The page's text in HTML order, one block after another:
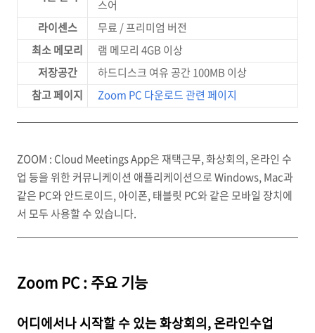
스어
라이센스
무료 / 프리미엄 버전
최소 메모리
램 메모리 4GB 이상
저장공간
하드디스크 여유 공간 100MB 이상
참고 페이지
Zoom PC 다운로드 관련 페이지
ZOOM : Cloud Meetings App은 재택근무, 화상회의, 온라인 수
업 등을 위한 커뮤니케이션 애플리케이션으로 Windows, Mac과
같은 PC와 안드로이드, 아이폰, 태블릿 PC와 같은 모바일 장치에
서 모두 사용할 수 있습니다.
Zoom PC : 주요 기능
어디에서나 시작할 수 있는 화상회의, 온라인수업